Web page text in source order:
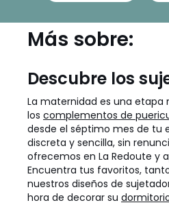
Más sobre:
Descubre los
La maternidad es una
los complementos de
desde el séptimo mes de tu
discreta y sencilla, sin
ofrecemos en La Redoute y
Encuentra tus favoritos,
nuestros diseños de
hora de decorar su